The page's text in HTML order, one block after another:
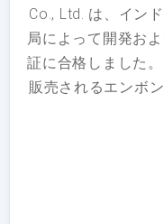
Co., Ltd. は、イン
局によって開発お
証に合格しました
販売されるエンボ